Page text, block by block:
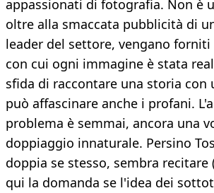
appassionati di fotografia. Non è
oltre alla smaccata pubblicità di
leader del settore, vengano
con cui ogni immagine è stata
sfida di raccontare una storia con
può affascinare anche i profani.
problema è semmai, ancora una
doppiaggio innaturale. Persino
doppia se stesso, sembra recitare
qui la domanda se l'idea dei